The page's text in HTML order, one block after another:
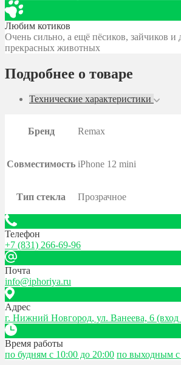
Любим котиков
Очень сильно, а ещё пёсиков, зайчиков
прекрасных животных
Подробнее о товаре
Технические характеристики
Бренд Remax
Совместимость iPhone 12 mini
Тип стекла Прозрачное
Телефон
+7 (831) 266-69-96
Почта
info@iphoriya.ru
Адрес
г. Нижний Новгород, ул. Ванеева, 6 (вход
Время работы
по будням с 10:00 до 20:00 по выходным с